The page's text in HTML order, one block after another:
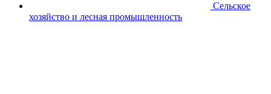
Сельское
хозяйство и лесная промышленность